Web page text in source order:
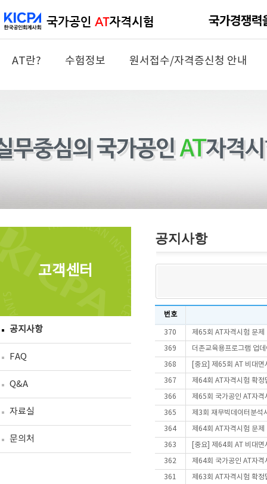
AT란? 수험정보 원서접수/자격증신청 안내
고객센터
공지사항
FAQ
Q&A
자료실
문의처
공지사항
번호
370 제65회 AT자격시험 문
369 더존교육용프로그램 업
368 [중요] 제65회 AT 비대
367 제64회 AT자격시험 확정
366 제65회 국가공인 AT자격
365 제3회 재무빅데이터분석
364 제64회 AT자격시험 문
363 [중요] 제64회 AT 비대
362 제64회 국가공인 AT자격
361 제63회 AT자격시험 확정